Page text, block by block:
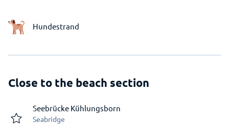
Hundestrand
Close to the beach section
Seebrücke Kühlungsborn
Seabridge